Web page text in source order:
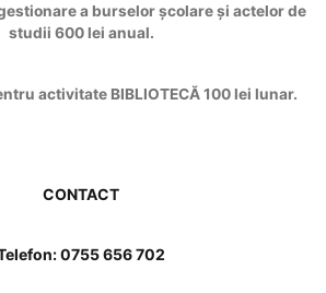
a burselor școlare și actelor de
studii 600 lei anual.
activitate BIBLIOTECĂ 100 lei lunar.
CONTACT
0755 656 702